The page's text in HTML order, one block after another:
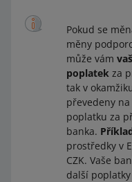
Pokud se
měny
může vám
poplatek za
tak v
převedeny
poplatku za
banka.
prostředky v
CZK. Vaše
další